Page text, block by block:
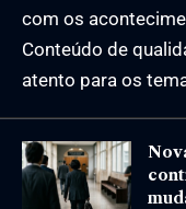
com os
Conteúdo de
atento para os